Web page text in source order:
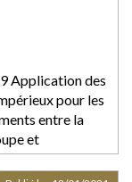
Application des
pour les
entre la
et
à compter de
31 janvier